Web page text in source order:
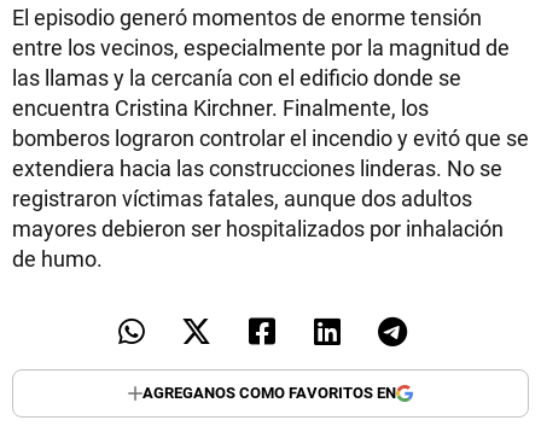
El episodio generó momentos de enorme tensión
entre los vecinos, especialmente por la magnitud de
las llamas y la cercanía con el edificio donde se
encuentra Cristina Kirchner. Finalmente, los
bomberos lograron controlar el incendio y evitó que se
extendiera hacia las construcciones linderas. No se
registraron víctimas fatales, aunque dos adultos
mayores debieron ser hospitalizados por inhalación
de humo.
AGREGANOS COMO FAVORITOS EN